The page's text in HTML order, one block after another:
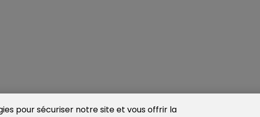
pour sécuriser notre site et vous offrir la